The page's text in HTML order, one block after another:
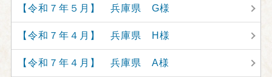
【令和７年５月】 兵庫県 G様
【令和７年４月】 兵庫県 H様
【令和７年４月】 兵庫県 A様